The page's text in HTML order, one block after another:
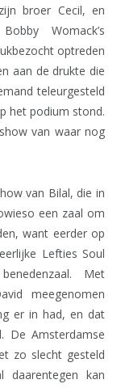
broer Cecil, en
Womack’s
optreden
aan de drukte die
teleurgesteld
het podium stond.
van waar nog
van Bilal, die in
een zaal om
want eerder op
Lefties Soul
Met
meegenomen
er in had, en dat
De Amsterdamse
zo slecht gesteld
daarentegen kan